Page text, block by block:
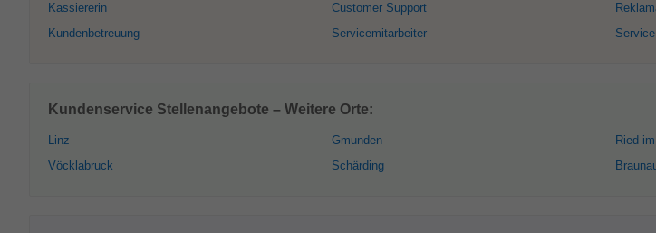
Kassiererin
Kundenbetreuung
Customer Support
Servicemitarbeiter
Kundenservice Stellenangebote – Weitere Orte:
Linz
Vöcklabruck
Gmunden
Schärding
Ried